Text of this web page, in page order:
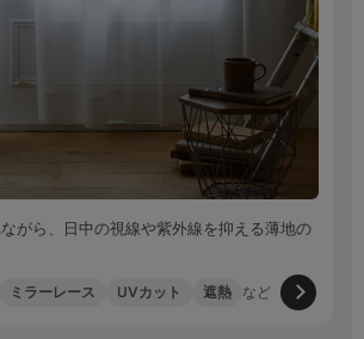
がら、日中の視線や紫外線を抑える薄地の
ミラーレース UVカット 遮熱 など